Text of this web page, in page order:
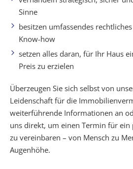
Sinne
besitzen umfassendes
Know-how
setzen alles daran, für Ihr Haus
Preis zu erzielen
Überzeugen Sie sich selbst von
Leidenschaft für die
weiterführende Informationen an
uns direkt, um einen Termin für ein
zu vereinbaren – von Mensch zu
Augenhöhe.